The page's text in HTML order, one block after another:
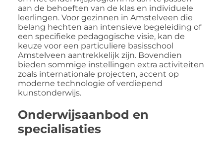
aan de behoeften van de klas en individuele
leerlingen. Voor gezinnen in Amstelveen die
belang hechten aan intensieve begeleiding of
een specifieke pedagogische visie, kan de
keuze voor een particuliere basisschool
Amstelveen aantrekkelijk zijn. Bovendien
bieden sommige instellingen extra activiteiten
zoals internationale projecten, accent op
moderne technologie of verdiepend
kunstonderwijs.
Onderwijsaanbod en
specialisaties